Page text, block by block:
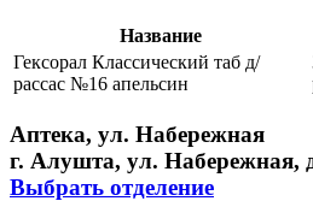
Название
Гексорал Классический таб д/
рассас №16 апельсин
Аптека, ул. Набережная
г. Алушта, ул. Набережная,
Выбрать отделение